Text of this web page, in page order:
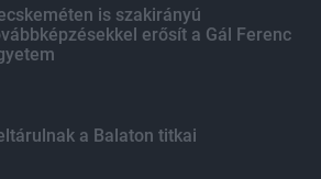
is szakirányú
erősít a Gál Ferenc
a Balaton titkai